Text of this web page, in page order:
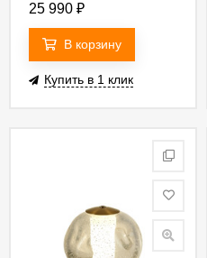
25 990 ₽
В корзину
Купить в 1 клик